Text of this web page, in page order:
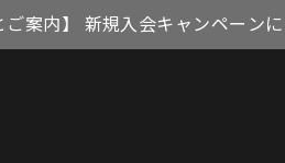
ご案内】 新規入会キャンペーン